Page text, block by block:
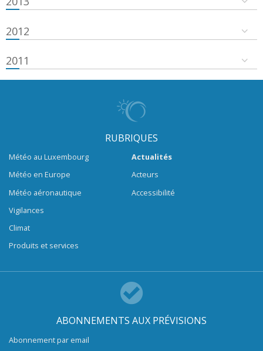
2012
2011
RUBRIQUES
Météo au Luxembourg
Météo en Europe
Météo aéronautique
Vigilances
Climat
Produits et services
Actualités
Acteurs
Accessibilité
ABONNEMENTS AUX PRÉVISIONS
Abonnement par email